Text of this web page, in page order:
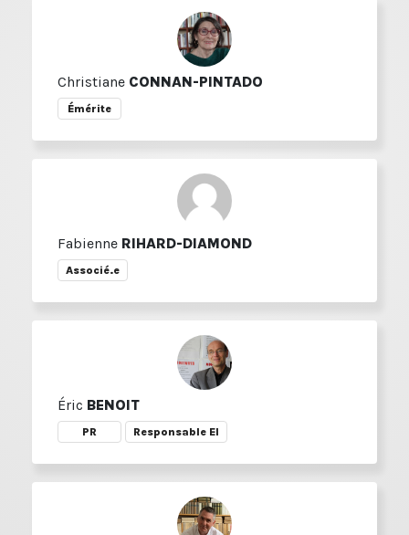
Christiane CONNAN-PINTADO
Émérite
Fabienne RIHARD-DIAMOND
Associé.e
Éric BENOIT
PR Responsable EI